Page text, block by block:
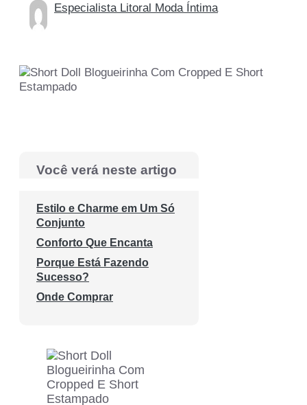
Especialista Litoral Moda Íntima
Você verá neste artigo
Estilo e Charme em Um Só
Conjunto
Conforto Que Encanta
Porque Está Fazendo
Sucesso?
Onde Comprar